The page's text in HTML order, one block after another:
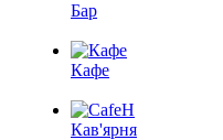
Бар
Кафе
Кав'ярня